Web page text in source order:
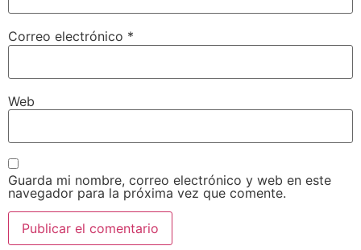
Correo electrónico *
Web
Guarda mi nombre, correo electrónico y web en este
navegador para la próxima vez que comente.